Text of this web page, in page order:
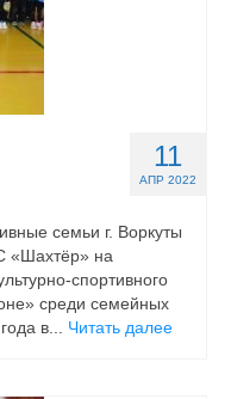
11
АПР 2022
семьи г. Воркуты
«Шахтёр» на
спортивного
среди семейных
в... Читать далее